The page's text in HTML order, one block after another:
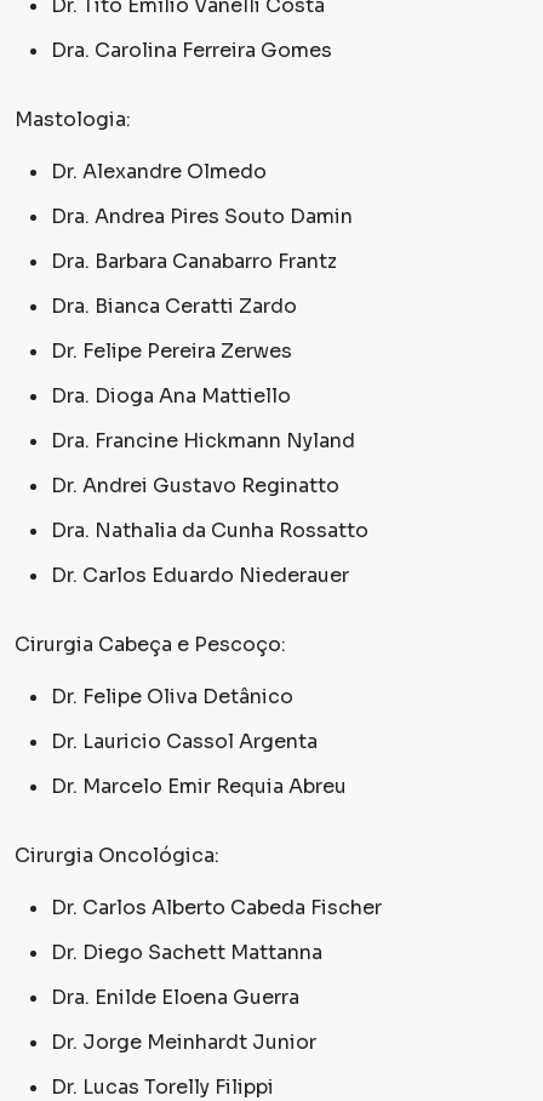
Dr. Tito Emílio Vanelli Costa
Dra. Carolina Ferreira Gomes
Mastologia:
Dr. Alexandre Olmedo
Dra. Andrea Pires Souto Damin
Dra. Barbara Canabarro Frantz
Dra. Bianca Ceratti Zardo
Dr. Felipe Pereira Zerwes
Dra. Dioga Ana Mattiello
Dra. Francine Hickmann Nyland
Dr. Andrei Gustavo Reginatto
Dra. Nathalia da Cunha Rossatto
Dr. Carlos Eduardo Niederauer
Cirurgia Cabeça e Pescoço:
Dr. Felipe Oliva Detânico
Dr. Lauricio Cassol Argenta
Dr. Marcelo Emir Requia Abreu
Cirurgia Oncológica:
Dr. Carlos Alberto Cabeda Fischer
Dr. Diego Sachett Mattanna
Dra. Enilde Eloena Guerra
Dr. Jorge Meinhardt Junior
Dr. Lucas Torelly Filippi